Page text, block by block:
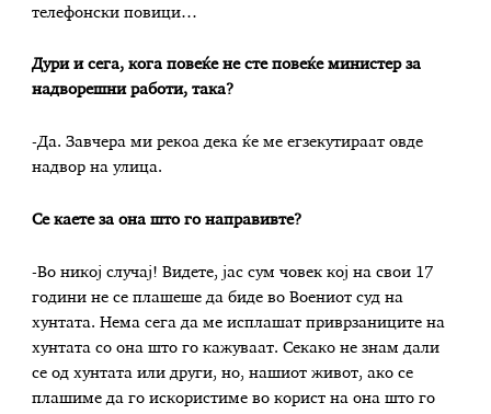
телефонски повици…
Дури и сега, кога повеќе не сте повеќе министер за
надворешни работи, така?
-Да. Завчера ми рекоа дека ќе ме егзекутираат овде
надвор на улица.
Се каете за она што го направивте?
-Во никој случај! Видете, јас сум човек кој на свои 17
години не се плашеше да биде во Воениот суд на
хунтата. Нема сега да ме исплашат приврзаниците на
хунтата со она што го кажуваат. Секако не знам дали
се од хунтата или други, но, нашиот живот, ако се
плашиме да го искористиме во корист на она што го